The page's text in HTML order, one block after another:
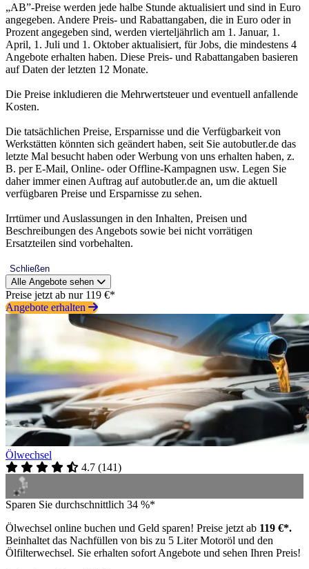
„AB”-Preise werden jede halbe Stunde aktualisiert und sind in Euro
angegeben. Andere Preis- und Rabattangaben, die in Euro oder in
Prozent angegeben sind, werden vierteljährlich am 1. Januar, 1.
April, 1. Juli und 1. Oktober aktualisiert, für Jobs, die mindestens 4
Angebote erhalten haben. Diese Preis- und Rabattangaben basieren
auf Daten der letzten 12 Monate.
Die Preise inkludieren die Mehrwertsteuer und eventuell anfallende
Kosten.
Die tatsächlichen Preise, Ersparnisse und die Verfügbarkeit von
Werkstätten könnten sich geändert haben, seit Sie autobutler.de das
letzte Mal besucht haben oder Werbung von uns erhalten haben, z.
B. per E-Mail, Online- oder Offline-Kampagnen usw. Legen Sie
daher immer einen Auftrag auf autobutler.de an, um die aktuell
verfügbaren Preise und Ersparnisse zu sehen.
Irrtümer und Auslassungen in den Inhalten, Preisen und
Beschreibungen des Angebots sowie bei nicht vorrätigen
Ersatzteilen sind vorbehalten.
Schließen
Alle Angebote sehen
Preise jetzt ab nur 119 €*
Angebote erhalten
Ölwechsel
4.7 (141)
Sparen Sie durchschnittlich 34 %*
Ölwechsel online buchen und Geld sparen! Preise jetzt ab 119 €*.
Beinhaltet das Nachfüllen von bis zu 5 Liter Motoröl und den
Ölfilterwechsel. Sie erhalten sofort Angebote und sehen Ihren Preis!